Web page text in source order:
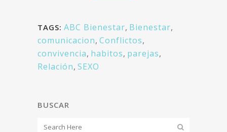
TAGS: ABC Bienestar, Bienestar,
comunicacion, Conflictos,
convivencia, habitos, parejas,
Relación, SEXO
BUSCAR